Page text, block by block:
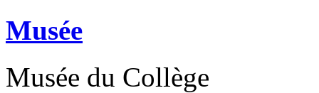
Musée
Musée du Collège